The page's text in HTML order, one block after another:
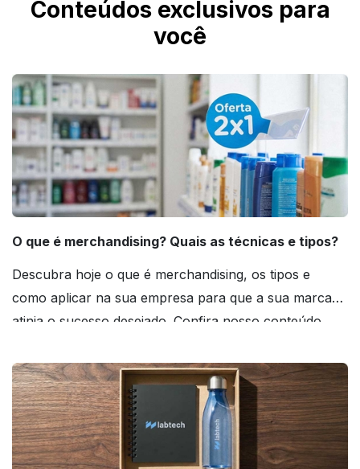
Checagem IMbatível para revisão técnica do
arquivo antes da produção.
Conteúdos exclusivos para
você
O que é merchandising? Quais as técnicas e tipos?
Descubra hoje o que é merchandising, os tipos e
como aplicar na sua empresa para que a sua marca
atinja o sucesso desejado. Confira nosso conteúdo